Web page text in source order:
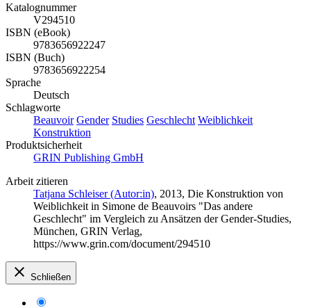
Katalognummer
V294510
ISBN (eBook)
9783656922247
ISBN (Buch)
9783656922254
Sprache
Deutsch
Schlagworte
Beauvoir Gender Studies Geschlecht Weiblichkeit
Konstruktion
Produktsicherheit
GRIN Publishing GmbH
Arbeit zitieren
Tatjana Schleiser (Autor:in), 2013, Die Konstruktion von
Weiblichkeit in Simone de Beauvoirs "Das andere
Geschlecht" im Vergleich zu Ansätzen der Gender-Studies,
München, GRIN Verlag,
https://www.grin.com/document/294510
Schließen